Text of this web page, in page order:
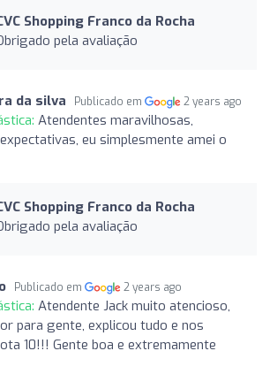
Shopping Franco da Rocha
pela avaliação
da silva Publicado em 2 years ago
Atendentes maravilhosas,
eu simplesmente amei o
Shopping Franco da Rocha
pela avaliação
Publicado em 2 years ago
Atendente Jack muito atencioso,
para gente, explicou tudo e nos
10!!! Gente boa e extremamente